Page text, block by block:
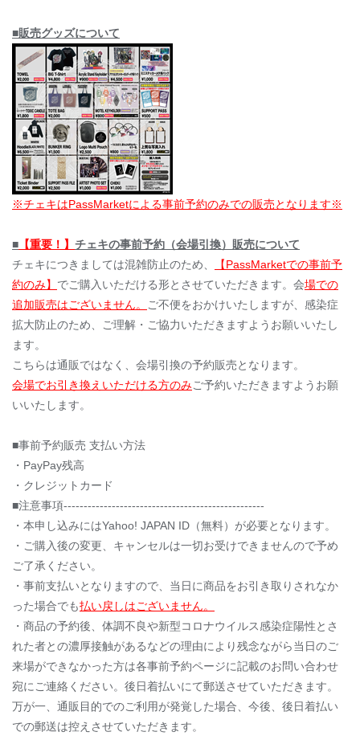
■販売グッズについて
※チェキはPassMarketによる事前予約のみでの販売となります※
■ 【重要！】 チェキの事前予約（会場引換）販売について
チェキにつきましては混雑防止のため、
【PassMarketでの事前予
約のみ】 でご購入いただける形とさせていただきます。会場での
追加販売はございません。
ご不便をおかけいたしますが、感染症
拡大防止のため、ご理解・ご協力いただきますようお願いいたし
ます。
こちらは通販ではなく、会場引換の予約販売となります。
会場でお引き換えいただける方のみご予約いただきますようお願
いいたします。
■事前予約販売 支払い方法
・PayPay残高
・クレジットカード
■注意事項--------------------------------------------------
・本申し込みにはYahoo! JAPAN ID（無料）が必要となります。
・ご購入後の変更、キャンセルは一切お受けできませんので予め
ご了承ください。
・事前支払いとなりますので、当日に商品をお引き取りされなか
った場合でも払い戻しはございません。
・商品の予約後、体調不良や新型コロナウイルス感染症陽性とさ
れた者との濃厚接触があるなどの理由により残念ながら当日のご
来場ができなかった方は各事前予約ページに記載のお問い合わせ
宛にご連絡ください。後日着払いにて郵送させていただきます。
万が一、通販目的でのご利用が発覚した場合、今後、後日着払い
での郵送は控えさせていただきます。